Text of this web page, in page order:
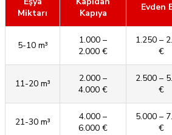
Miktarı
Kapıya
Evden
5-10 m³
1.000 –
2.000 €
1.250 –
€
11-20 m³
2.000 –
4.000 €
2.500 –
€
21-30 m³
4.000 –
6.000 €
5.000 –
€